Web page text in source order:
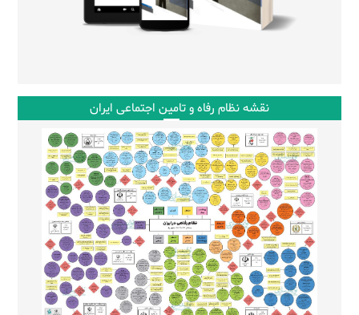
نقشه نظام رفاه و تامین اجتماعی ایران